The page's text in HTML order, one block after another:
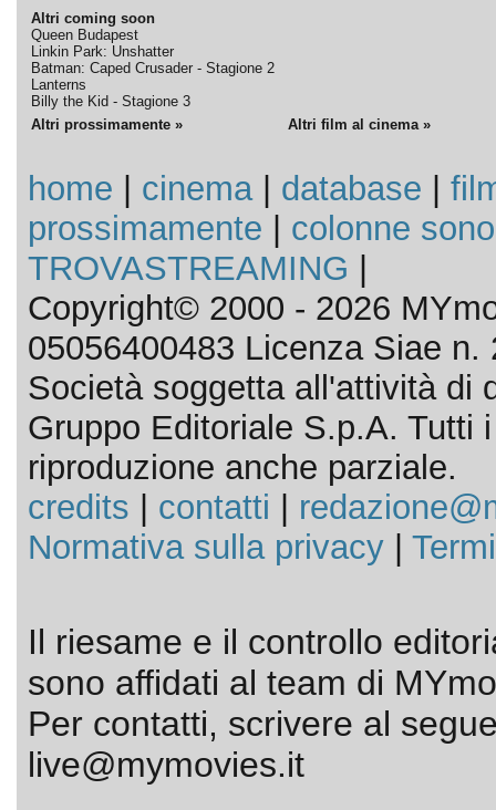
Altri coming soon
Queen Budapest
Linkin Park: Unshatter
Batman: Caped Crusader - Stagione 2
Lanterns
Billy the Kid - Stagione 3
Altri prossimamente » Altri film al cinema »
home cinema| database
prossimamente
colonne
TROVASTREAMING
Copyright© 2000 - 2026
05056400483 Licenza Siae n.
Società soggetta all'attività di
Gruppo Editoriale S.p.A. Tutti
riproduzione anche parziale.
credits
contatti
Normativa sulla privacy|
Il riesame e il controllo
sono affidati al team di
Per contatti, scrivere al
live@mymovies.it